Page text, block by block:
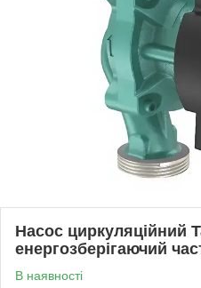
Насос циркуляційний
енергозберігаючий
В наявності